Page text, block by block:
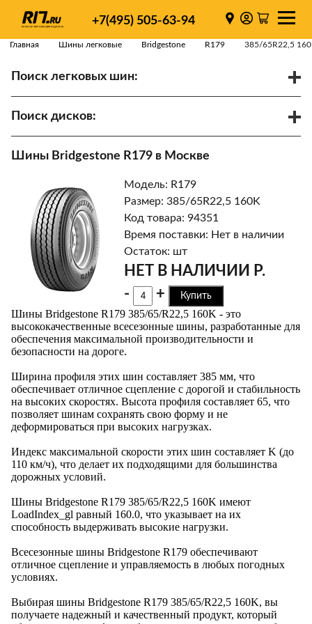
+7(495) 505-63-94
Главная Шины легковые Bridgestone R179 385/65R22,5
Поиск легковых шин:
Поиск дисков:
Ступица
Найти
Шины Bridgestone R179 в Москве
Модель: R179
Размер: 385/65R22,5 160K
Код товара: 94351
Время поставки: Нет в наличии
Остаток: шт
НЕТ В НАЛИЧИИ Р.
-
+ Купить
Шины Bridgestone R179 385/65/R22,5 160K - это
высококачественные всесезонные шины, разработанные для
обеспечения максимальной производительности и
безопасности на дороге.
Ширина профиля этих шин составляет 385 мм, что
обеспечивает отличное сцепление с дорогой и стабильность
на высоких скоростях. Высота профиля составляет 65, что
позволяет шинам сохранять свою форму и не
деформироваться при высоких нагрузках.
Индекс максимальной скорости этих шин составляет K (до
110 км/ч), что делает их подходящими для большинства
дорожных условий.
Шины Bridgestone R179 385/65/R22,5 160K имеют
LoadIndex_gl равный 160.0, что указывает на их
способность выдерживать высокие нагрузки.
Всесезонные шины Bridgestone R179 обеспечивают
отличное сцепление и управляемость в любых погодных
условиях.
Выбирая шины Bridgestone R179 385/65/R22,5 160K, вы
получаете надежный и качественный продукт, который